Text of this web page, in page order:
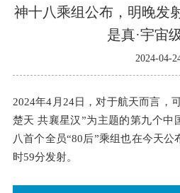
神十八乘组公布，明晚发
是真·宇宙
2024-04-
2024年4月24日，对于航天而言，
楚天 共襄星汉”为主题的第九个中
八首个全员“80后”乘组也在今天
时59分发射。